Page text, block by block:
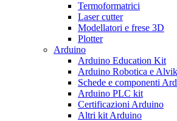
Termoformatrici
Laser cutter
Modellatori e frese 3D
Plotter
Arduino
Arduino Education Kit
Arduino Robotica e Alvik
Schede e componenti
Arduino PLC kit
Certificazioni Arduino
Altri kit Arduino